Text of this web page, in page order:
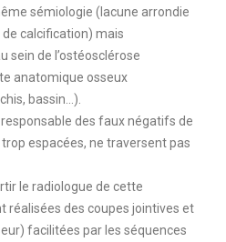
sémiologie (lacune arrondie
calcification) mais
de l’ostéosclérose
anatomique osseux
bassin...).
responsable des faux négatifs de
trop espacées, ne traversent pas
le radiologue de cette
réalisées des coupes jointives et
facilitées par les séquences